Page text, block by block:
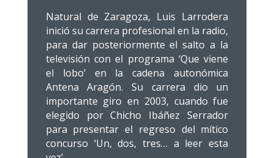
Natural de Zaragoza, Luis Larrodera
inició su carrera profesional en la radio,
para dar posteriormente el salto a la
televisión con el programa ‘Que viene
el lobo’ en la cadena autonómica
Antena Aragón. Su carrera dio un
importante giro en 2003, cuando fue
elegido por Chicho Ibáñez Serrador
para presentar el regreso del mítico
concurso ‘Un, dos, tres… a leer esta